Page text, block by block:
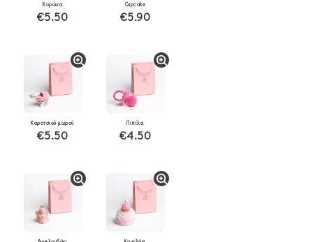
Κορώνα
€5.50
Cupcake
€5.90
Καροτσιού μωρού
€5.50
Πιπίλα
€4.50